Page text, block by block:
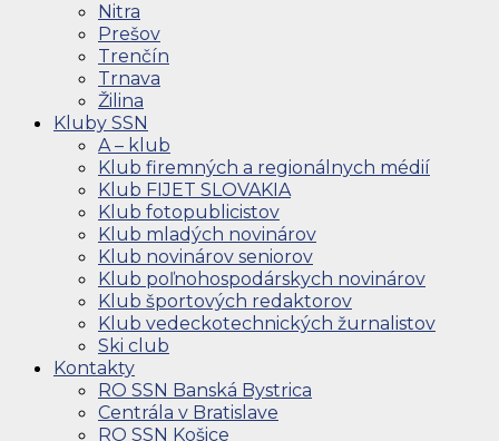
Nitra
Prešov
Trenčín
Trnava
Žilina
Kluby SSN
A – klub
Klub firemných a regionálnych médií
Klub FIJET SLOVAKIA
Klub fotopublicistov
Klub mladých novinárov
Klub novinárov seniorov
Klub poľnohospodárskych novinárov
Klub športových redaktorov
Klub vedeckotechnických žurnalistov
Ski club
Kontakty
RO SSN Banská Bystrica
Centrála v Bratislave
RO SSN Košice